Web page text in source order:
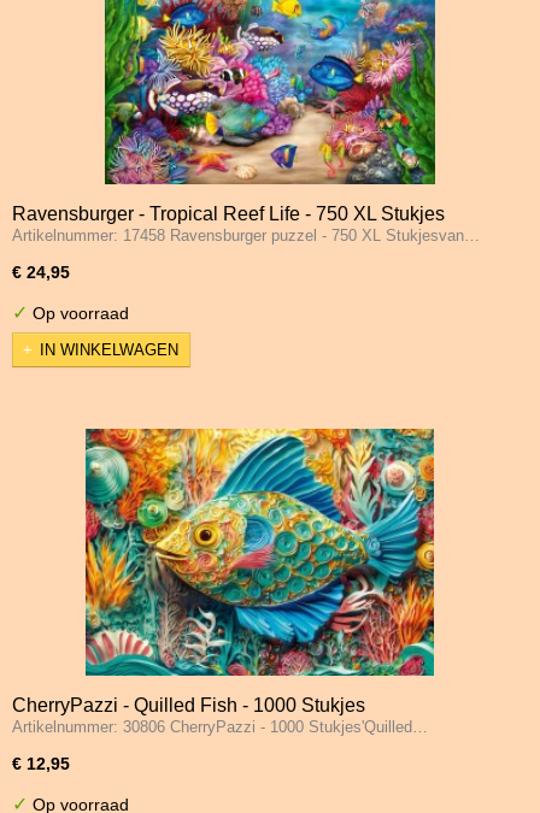
Ravensburger - Tropical Reef Life - 750 XL Stukjes
Artikelnummer: 17458 Ravensburger puzzel - 750 XL Stukjesvan…
€ 24,95
✓ Op voorraad
IN WINKELWAGEN
CherryPazzi - Quilled Fish - 1000 Stukjes
Artikelnummer: 30806 CherryPazzi - 1000 Stukjes'Quilled…
€ 12,95
✓ Op voorraad